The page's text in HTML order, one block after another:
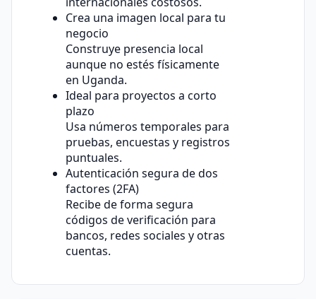
Crea una imagen local para tu
negocio
Construye presencia local
aunque no estés físicamente
en Uganda.
Ideal para proyectos a corto
plazo
Usa números temporales para
pruebas, encuestas y registros
puntuales.
Autenticación segura de dos
factores (2FA)
Recibe de forma segura
códigos de verificación para
bancos, redes sociales y otras
cuentas.